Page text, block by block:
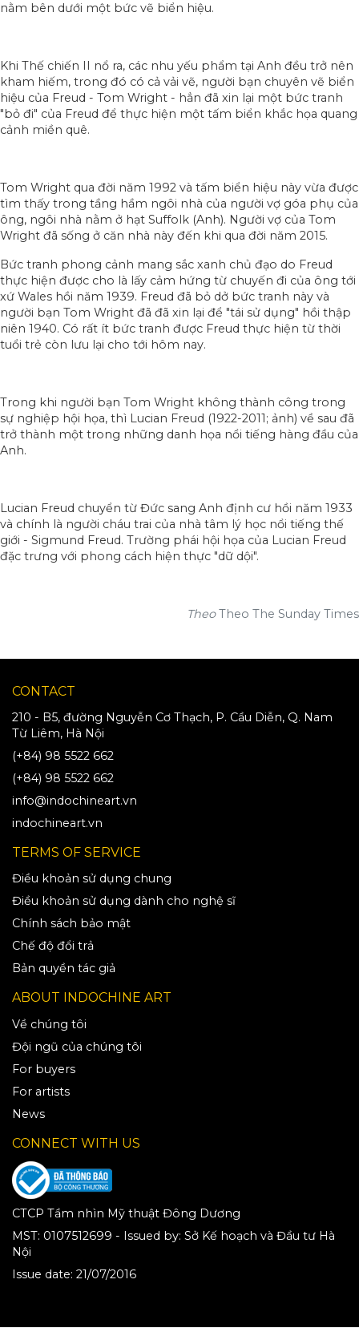
nằm bên dưới một bức vẽ biển hiệu.
Khi Thế chiến II nổ ra, các nhu yếu phẩm tại Anh đều trở nên
kham hiếm, trong đó có cả vải vẽ, người bạn chuyên vẽ biển
hiệu của Freud - Tom Wright - hẳn đã xin lại một bức tranh
"bỏ đi" của Freud để thực hiện một tấm biển khắc họa quang
cảnh miền quê.
Tom Wright qua đời năm 1992 và tấm biển hiệu này vừa được
tìm thấy trong tầng hầm ngôi nhà của người vợ góa phụ của
ông, ngôi nhà nằm ở hạt Suffolk (Anh). Người vợ của Tom
Wright đã sống ở căn nhà này đến khi qua đời năm 2015.
Bức tranh phong cảnh mang sắc xanh chủ đạo do Freud
thực hiện được cho là lấy cảm hứng từ chuyến đi của ông tới
xứ Wales hồi năm 1939. Freud đã bỏ dở bức tranh này và
người bạn Tom Wright đã đã xin lại để "tái sử dụng" hồi thập
niên 1940. Có rất ít bức tranh được Freud thực hiện từ thời
tuổi trẻ còn lưu lại cho tới hôm nay.
Trong khi người bạn Tom Wright không thành công trong
sự nghiệp hội họa, thì Lucian Freud (1922-2011; ảnh) về sau đã
trở thành một trong những danh họa nổi tiếng hàng đầu của
Anh.
Lucian Freud chuyển từ Đức sang Anh định cư hồi năm 1933
và chính là người cháu trai của nhà tâm lý học nổi tiếng thế
giới - Sigmund Freud. Trường phái hội họa của Lucian Freud
đặc trưng với phong cách hiện thực "dữ dội".
Theo Theo The Sunday Times
CONTACT
210 - B5, đường Nguyễn Cơ Thạch, P. Cầu Diễn, Q. Nam
Từ Liêm, Hà Nội
(+84) 98 5522 662
(+84) 98 5522 662
info@indochineart.vn
indochineart.vn
TERMS OF SERVICE
Điều khoản sử dụng chung
Điều khoản sử dụng dành cho nghệ sĩ
Chính sách bảo mật
Chế độ đổi trả
Bản quyền tác giả
ABOUT INDOCHINE ART
Về chúng tôi
Đội ngũ của chúng tôi
For buyers
For artists
News
CONNECT WITH US
CTCP Tầm nhìn Mỹ thuật Đông Dương
MST: 0107512699 - Issued by: Sở Kế hoạch và Đầu tư Hà
Nội
Issue date: 21/07/2016